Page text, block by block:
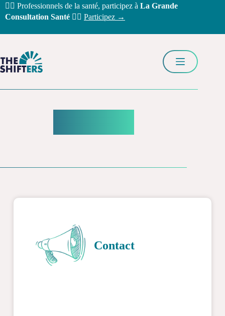
Passer
au
contenu
🧑‍⚕️ Professionnels de la santé, participez à La Grande
Consultation Santé 👩‍⚕️ Participez →
Contact